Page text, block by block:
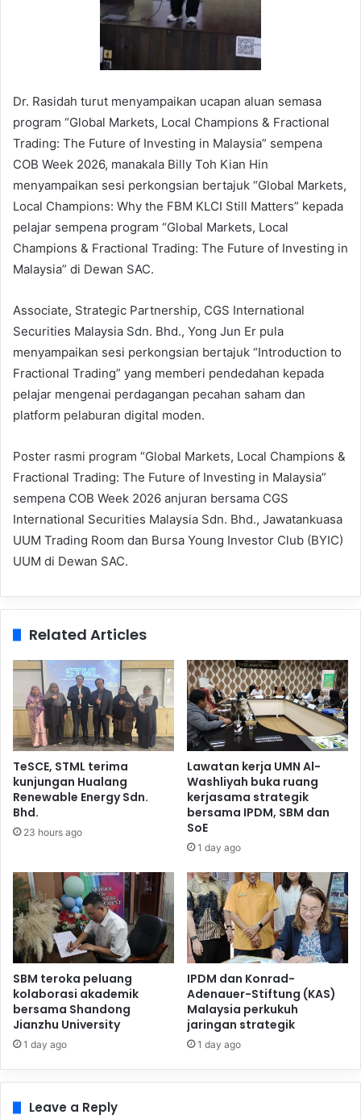
Dr. Rasidah turut menyampaikan ucapan aluan semasa
program “Global Markets, Local Champions & Fractional
Trading: The Future of Investing in Malaysia” sempena
COB Week 2026, manakala Billy Toh Kian Hin
menyampaikan sesi perkongsian bertajuk “Global Markets,
Local Champions: Why the FBM KLCI Still Matters” kepada
pelajar sempena program “Global Markets, Local
Champions & Fractional Trading: The Future of Investing in
Malaysia” di Dewan SAC.
Associate, Strategic Partnership, CGS International
Securities Malaysia Sdn. Bhd., Yong Jun Er pula
menyampaikan sesi perkongsian bertajuk “Introduction to
Fractional Trading” yang memberi pendedahan kepada
pelajar mengenai perdagangan pecahan saham dan
platform pelaburan digital moden.
Poster rasmi program “Global Markets, Local Champions &
Fractional Trading: The Future of Investing in Malaysia”
sempena COB Week 2026 anjuran bersama CGS
International Securities Malaysia Sdn. Bhd., Jawatankuasa
UUM Trading Room dan Bursa Young Investor Club (BYIC)
UUM di Dewan SAC.
Related Articles
TeSCE, STML terima
kunjungan Hualang
Renewable Energy Sdn.
Bhd.
23 hours ago
Lawatan kerja UMN Al-
Washliyah buka ruang
kerjasama strategik
bersama IPDM, SBM dan
SoE
1 day ago
SBM teroka peluang
kolaborasi akademik
bersama Shandong
Jianzhu University
1 day ago
IPDM dan Konrad-
Adenauer-Stiftung (KAS)
Malaysia perkukuh
jaringan strategik
1 day ago
Leave a Reply